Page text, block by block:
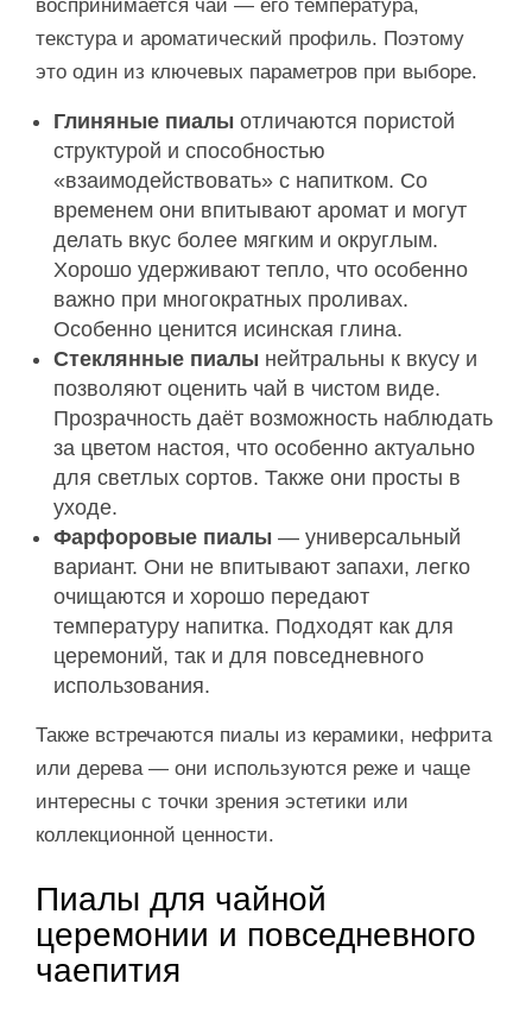
воспринимается чай — его температура,
текстура и ароматический профиль. Поэтому
это один из ключевых параметров при выборе.
Глиняные пиалы отличаются пористой
структурой и способностью
«взаимодействовать» с напитком. Со
временем они впитывают аромат и могут
делать вкус более мягким и округлым.
Хорошо удерживают тепло, что особенно
важно при многократных проливах.
Особенно ценится исинская глина.
Стеклянные пиалы нейтральны к вкусу и
позволяют оценить чай в чистом виде.
Прозрачность даёт возможность наблюдать
за цветом настоя, что особенно актуально
для светлых сортов. Также они просты в
уходе.
Фарфоровые пиалы — универсальный
вариант. Они не впитывают запахи, легко
очищаются и хорошо передают
температуру напитка. Подходят как для
церемоний, так и для повседневного
использования.
Также встречаются пиалы из керамики, нефрита
или дерева — они используются реже и чаще
интересны с точки зрения эстетики или
коллекционной ценности.
Пиалы для чайной
церемонии и повседневного
чаепития